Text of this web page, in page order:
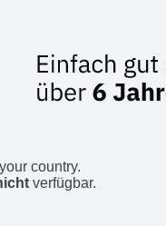
country.
verfügbar.